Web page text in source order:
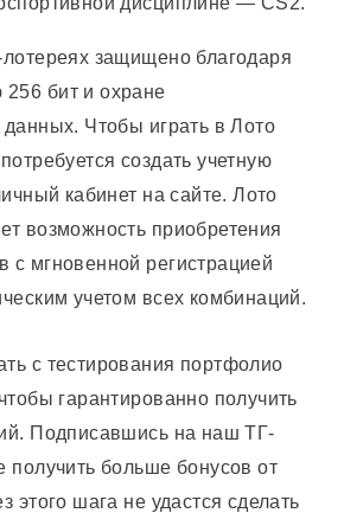
защищено благодаря
бит и охране
данных. Чтобы играть в Лото
создать учетную
кабинет на сайте. Лото
возможность приобретения
с мгновенной регистрацией
учетом всех комбинаций.
с тестирования портфолио
гарантированно получить
Подписавшись на наш ТГ-
получить больше бонусов от
этого шага не удастся сделать